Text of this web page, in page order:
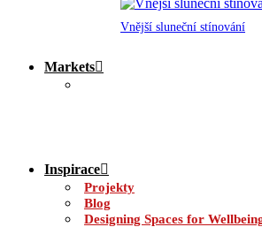
Vnější sluneční stínování
Markets
Inspirace
Projekty
Blog
Designing Spaces for